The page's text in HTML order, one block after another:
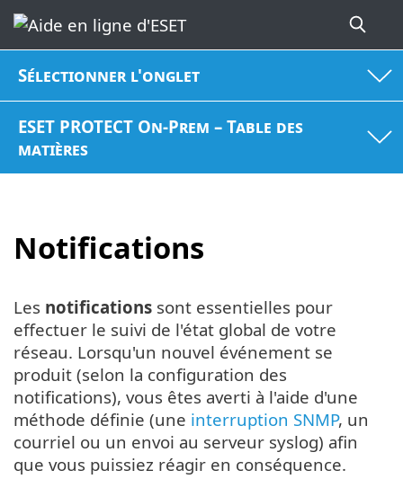
Sélectionner l'onglet
ESET PROTECT On-Prem – Table des
matières
Notifications
Les notifications sont essentielles pour
effectuer le suivi de l'état global de votre
réseau. Lorsqu'un nouvel événement se
produit (selon la configuration des
notifications), vous êtes averti à l'aide d'une
méthode définie (une interruption SNMP, un
courriel ou un envoi au serveur syslog) afin
que vous puissiez réagir en conséquence.